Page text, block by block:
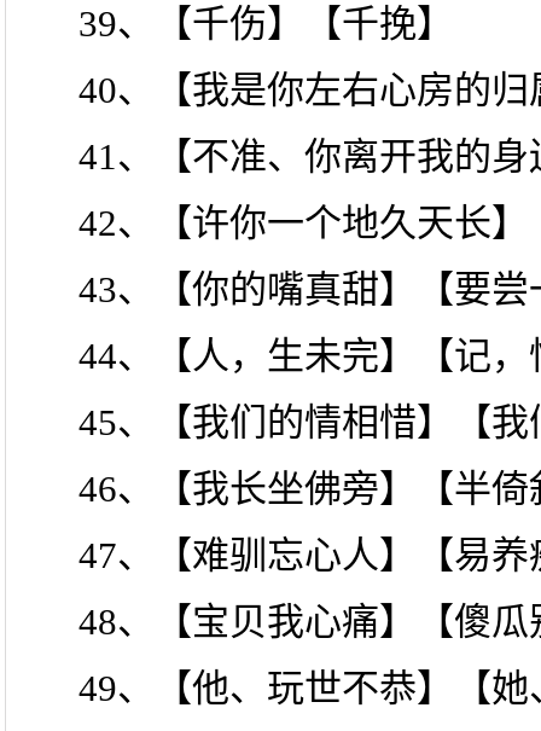
39、【千伤】【千挽】
40、【我是你左右心房的
41、【不准、你离开我的
42、【许你一个地久天长
43、【你的嘴真甜】【要尝
44、【人，生未完】【记，
45、【我们的情相惜】【
46、【我长坐佛旁】【半倚
47、【难驯忘心人】【易养
48、【宝贝我心痛】【傻瓜
49、【他、玩世不恭】【